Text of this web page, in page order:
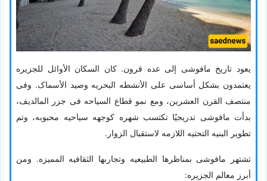
یعود تاریخ مافوشی إلى عده قرون. کان السکان الأوائل للجزیره
یعتمدون بشکل أساسی على الأنشطه البحریه وصید الأسماک. وفی
منتصف القرن العشرین، ومع نمو قطاع السیاحه فی جزر المالدیف،
بدأت مافوشی تدریجیًا تکتسب شهره کوجهه سیاحیه محبوبه، وتم
تطویر البنیه التحتیه اللازمه لاستقبال الزوار.
تشتهر مافوشی بمناظرها الطبیعیه وتجاربها الثقافیه الممیزه. ومن
أبرز معالم الجزیره: